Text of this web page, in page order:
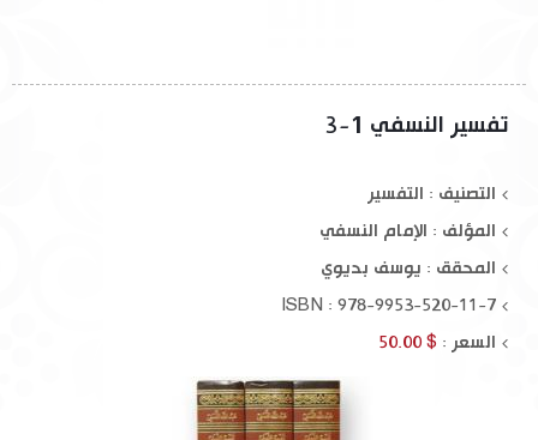
تفسير النسفي 1-3
التصنيف : التفسير
المؤلف : الإمام النسفي
المحقق : يوسف بديوي
ISBN : 978-9953-520-11-7
السعر : $ 50.00